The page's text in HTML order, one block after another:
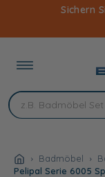
Inhalt
Sichern
Badmöbel
Pelipal Serie 6005